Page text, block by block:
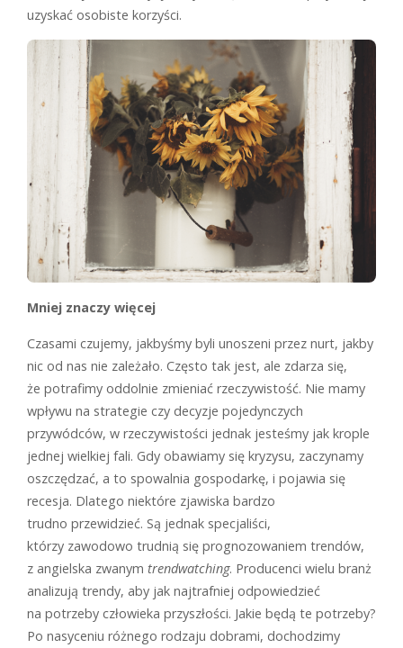
uzyskać osobiste korzyści.
Mniej znaczy więcej
Czasami czujemy, jakbyśmy byli unoszeni przez nurt, jakby
nic od nas nie zależało. Często tak jest, ale zdarza się,
że potrafimy oddolnie zmieniać rzeczywistość. Nie mamy
wpływu na strategie czy decyzje pojedynczych
przywódców, w rzeczywistości jednak jesteśmy jak krople
jednej wielkiej fali. Gdy obawiamy się kryzysu, zaczynamy
oszczędzać, a to spowalnia gospodarkę, i pojawia się
recesja. Dlatego niektóre zjawiska bardzo
trudno przewidzieć. Są jednak specjaliści,
którzy zawodowo trudnią się prognozowaniem trendów,
z angielska zwanym trendwatching. Producenci wielu branż
analizują trendy, aby jak najtrafniej odpowiedzieć
na potrzeby człowieka przyszłości. Jakie będą te potrzeby?
Po nasyceniu różnego rodzaju dobrami, dochodzimy